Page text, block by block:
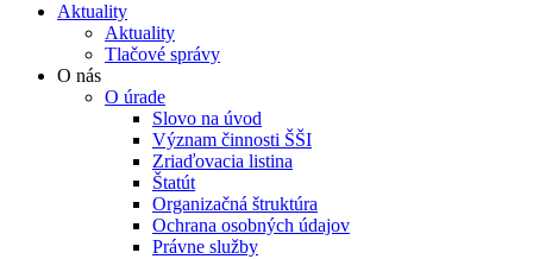
Aktuality
Aktuality
Tlačové správy
O nás
O úrade
Slovo na úvod
Význam činnosti ŠŠI
Zriaďovacia listina
Štatút
Organizačná štruktúra
Ochrana osobných údajov
Právne služby